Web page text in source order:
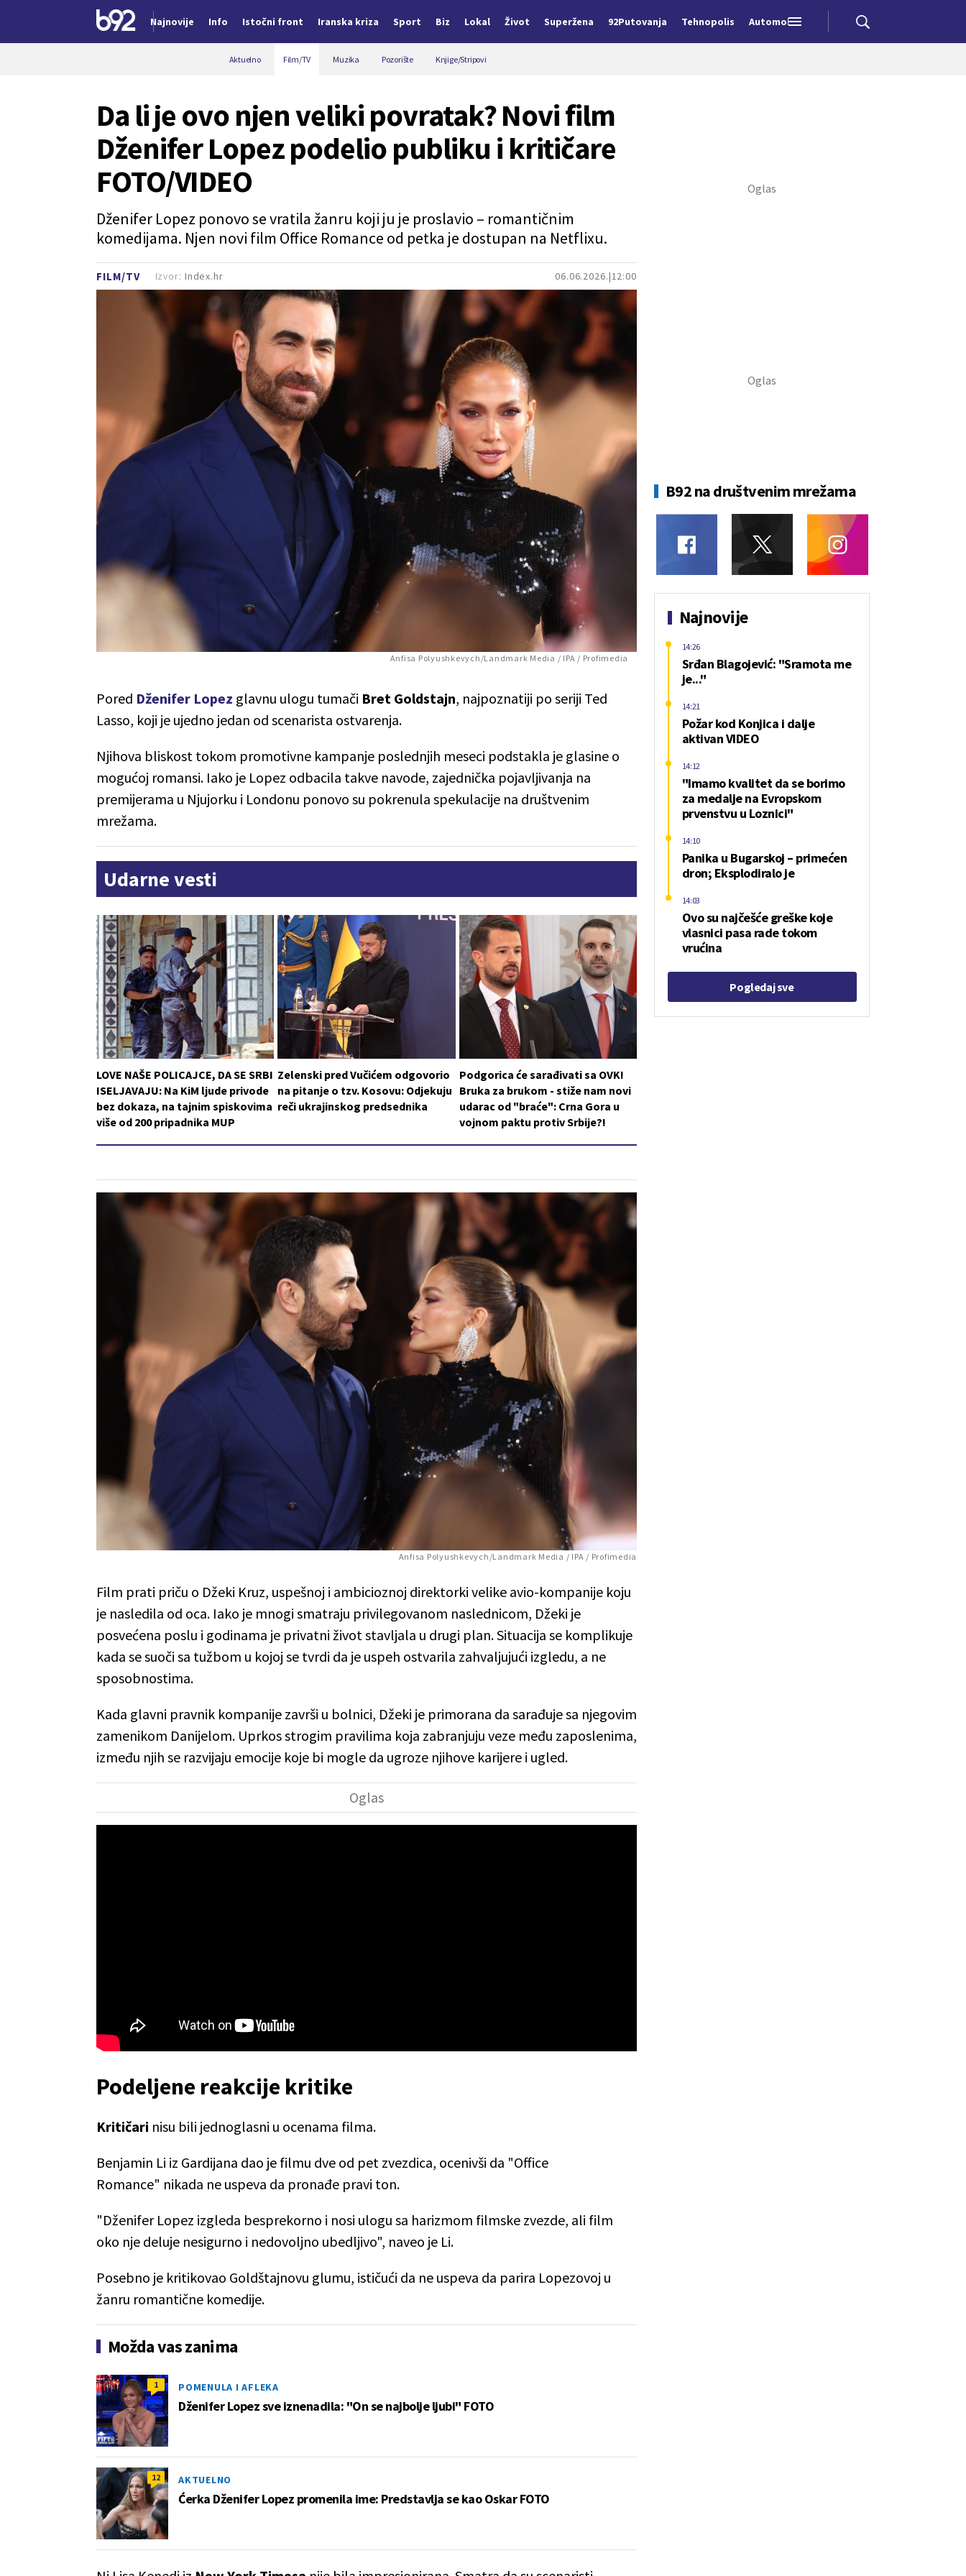
Najnovije Info Istočni front Iranska kriza Sport Biz Lokal Život Superžena 92Putovanja Tehnopolis Automobili
Aktuelno Film/TV Muzika Pozorište Knjige/Stripovi
FILM/TV 06.06.2026. 12:00
Da li je ovo njen veliki povratak? Novi film
Dženifer Lopez podelio publiku i kritičare
FOTO/VIDEO
Dženifer Lopez ponovo se vratila žanru koji ju je proslavio – romantičnim
komedijama. Njen novi film Office Romance od petka je dostupan na Netflixu.
Izvor: Index.hr
Anfisa Polyushkevych/Landmark Media / IPA / Profimedia
Pored Dženifer Lopez glavnu ulogu tumači Bret Goldstajn, najpoznatiji po seriji Ted
Lasso, koji je ujedno jedan od scenarista ostvarenja.
Njihova bliskost tokom promotivne kampanje poslednjih meseci podstakla je glasine o
mogućoj romansi. Iako je Lopez odbacila takve navode, zajednička pojavljivanja na
premijerama u Njujorku i Londonu ponovo su pokrenula spekulacije na društvenim
mrežama.
Udarne vesti
LOVE NAŠE POLICAJCE, DA SE SRBI
ISELJAVAJU: Na KiM ljude privode
bez dokaza, na tajnim spiskovima
više od 200 pripadnika MUP
Zelenski pred Vučićem odgovorio
na pitanje o tzv. Kosovu: Odjekuju
reči ukrajinskog predsednika
Podgorica će sarađivati sa OVK!
Bruka za brukom - stiže nam novi
udarac od "braće": Crna Gora u
vojnom paktu protiv Srbije?!
Anfisa Polyushkevych/Landmark Media / IPA / Profimedia
Film prati priču o Džeki Kruz, uspešnoj i ambicioznoj direktorki velike avio-kompanije koju
je nasledila od oca. Iako je mnogi smatraju privilegovanom naslednicom, Džeki je
posvećena poslu i godinama je privatni život stavljala u drugi plan. Situacija se komplikuje
kada se suoči sa tužbom u kojoj se tvrdi da je uspeh ostvarila zahvaljujući izgledu, a ne
sposobnostima.
Kada glavni pravnik kompanije završi u bolnici, Džeki je primorana da sarađuje sa njegovim
zamenikom Danijelom. Uprkos strogim pravilima koja zabranjuju veze među zaposlenima,
između njih se razvijaju emocije koje bi mogle da ugroze njihove karijere i ugled.
Podeljene reakcije kritike
Kritičari nisu bili jednoglasni u ocenama filma.
Benjamin Li iz Gardijana dao je filmu dve od pet zvezdica, ocenivši da "Office
Romance" nikada ne uspeva da pronađe pravi ton.
"Dženifer Lopez izgleda besprekorno i nosi ulogu sa harizmom filmske zvezde, ali film
oko nje deluje nesigurno i nedovoljno ubedljivo", naveo je Li.
Posebno je kritikovao Goldštajnovu glumu, ističući da ne uspeva da parira Lopezovoj u
žanru romantične komedije.
Možda vas zanima
1 POMENULA I AFLEKA
Dženifer Lopez sve iznenadila: "On se najbolje ljubi" FOTO
12 AKTUELNO
Ćerka Dženifer Lopez promenila ime: Predstavlja se kao Oskar FOTO
B92 na društvenim mrežama
Najnovije
Srđan Blagojević: "Sramota me
je..."
14:26
Požar kod Konjica i dalje
aktivan VIDEO
14:21
"Imamo kvalitet da se borimo
za medalje na Evropskom
prvenstvu u Loznici"
14:12
Panika u Bugarskoj – primećen
dron; Eksplodiralo je
14:10
Ovo su najčešće greške koje
vlasnici pasa rade tokom
vrućina
14:03
Pogledaj sve